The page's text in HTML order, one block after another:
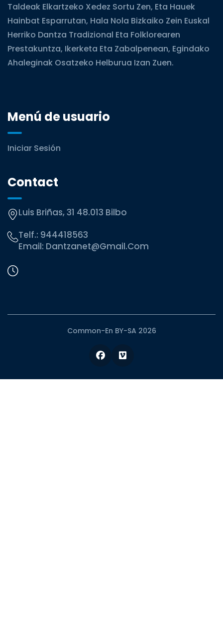
Taldeak Elkartzeko Xedez Sortu Zen, Eta Hauek
Hainbat Esparrutan, Hala Nola Bizkaiko Zein Euskal
Herriko Dantza Tradizional Eta Folklorearen
Prestakuntza, Ikerketa Eta Zabalpenean, Egindako
Ahaleginak Osatzeko Helburua Izan Zuen.
Menú de usuario
Iniciar Sesión
Contact
Luis Briñas, 31 48.013 Bilbo
Telf.: 944418563
Email: Dantzanet@gmail.com
Common-En BY-SA 2026
Facebook
Vimeo